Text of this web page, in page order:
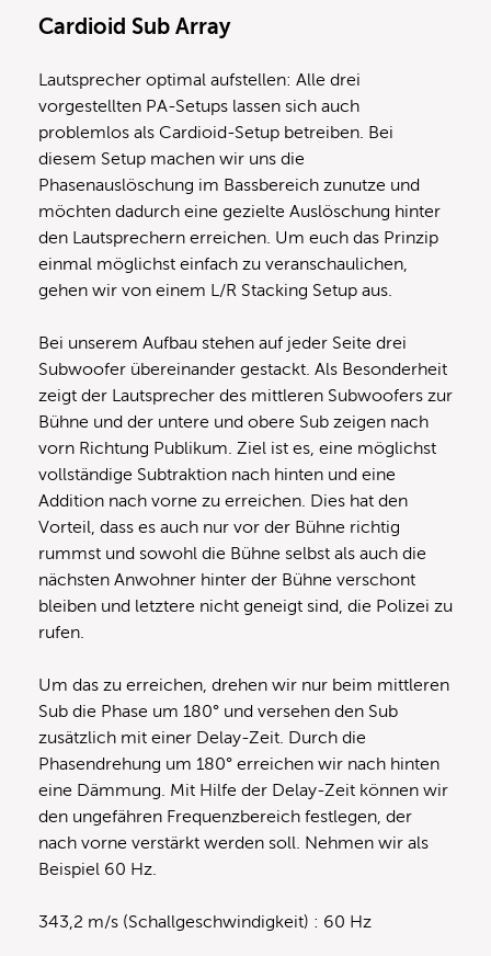
Cardioid Sub Array
Lautsprecher optimal aufstellen: Alle drei
vorgestellten PA-Setups lassen sich auch
problemlos als Cardioid-Setup betreiben. Bei
diesem Setup machen wir uns die
Phasenauslöschung im Bassbereich zunutze und
möchten dadurch eine gezielte Auslöschung hinter
den Lautsprechern erreichen. Um euch das Prinzip
einmal möglichst einfach zu veranschaulichen,
gehen wir von einem L/R Stacking Setup aus.
Bei unserem Aufbau stehen auf jeder Seite drei
Subwoofer übereinander gestackt. Als Besonderheit
zeigt der Lautsprecher des mittleren Subwoofers zur
Bühne und der untere und obere Sub zeigen nach
vorn Richtung Publikum. Ziel ist es, eine möglichst
vollständige Subtraktion nach hinten und eine
Addition nach vorne zu erreichen. Dies hat den
Vorteil, dass es auch nur vor der Bühne richtig
rummst und sowohl die Bühne selbst als auch die
nächsten Anwohner hinter der Bühne verschont
bleiben und letztere nicht geneigt sind, die Polizei zu
rufen.
Um das zu erreichen, drehen wir nur beim mittleren
Sub die Phase um 180° und versehen den Sub
zusätzlich mit einer Delay-Zeit. Durch die
Phasendrehung um 180° erreichen wir nach hinten
eine Dämmung. Mit Hilfe der Delay-Zeit können wir
den ungefähren Frequenzbereich festlegen, der
nach vorne verstärkt werden soll. Nehmen wir als
Beispiel 60 Hz.
343,2 m/s (Schallgeschwindigkeit) : 60 Hz